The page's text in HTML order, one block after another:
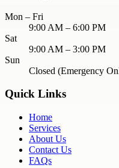
Mon – Fri
9:00 AM – 6:00 PM
Sat
9:00 AM – 3:00 PM
Sun
Closed (Emergency
Quick Links
Home
Services
About Us
Contact Us
FAQs